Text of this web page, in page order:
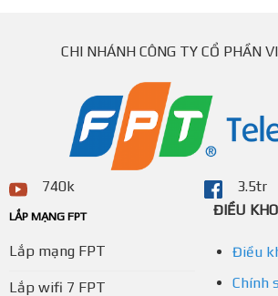
CHI NHÁNH CÔNG TY CỔ PHẦN
740k 3.5tr
LẮP MẠNG FPT
Lắp mạng FPT
Lắp wifi 7 FPT
ĐIỀU
Điều
Chính